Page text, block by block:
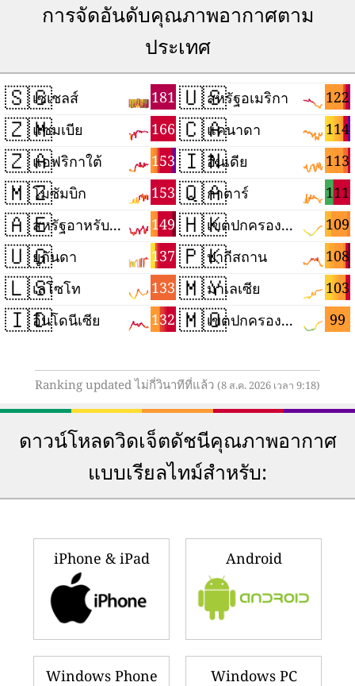
การจัดอันดับคุณภาพอากาศตาม
ประเทศ
🇸🇨 181
เซเชลส์
🇿🇲 166
แซมเบีย
🇿🇦 153
แอฟริกาใต้
🇲🇿 153
โมซัมบิก
🇦🇪 149
สหรัฐอาหรับเอมิเรตส์
🇺🇬 137
ยูกันดา
🇱🇸 133
เลโซโท
🇮🇩 132
อินโดนีเซีย
🇺🇸 122
สหรัฐอเมริกา
🇨🇦 114
แคนาดา
🇮🇳 113
อินเดีย
🇶🇦 111
กาตาร์
🇭🇰 109
เขตปกครองพิเศษฮ่องกงแห่งสาธารณรัฐประชาชนจีน
🇵🇰 108
ปากีสถาน
🇲🇾 103
มาเลเซีย
🇲🇴 99
เขตปกครองพิเศษมาเก๊าแห่งสาธารณรัฐประชาชนจีน
Ranking updated ไม่กี่วินาทีที่แล้ว (8 ส.ค. 2026 เวลา 9:18)
ดาวน์โหลดวิดเจ็ตดัชนีคุณภาพอากาศ
แบบเรียลไทม์สำหรับ:
iPhone & iPad Android
Windows Phone Windows PC